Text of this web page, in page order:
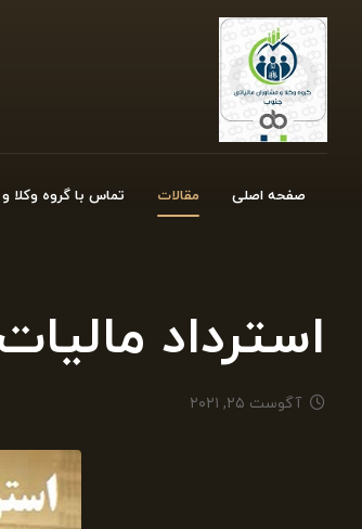
صفحه اصلی مقالات تماس با گروه وکلا
استرداد
آگوست ۲۵, ۲۰۲۱